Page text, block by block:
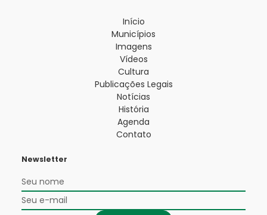
Início
Municípios
Imagens
Vídeos
Cultura
Publicações Legais
Notícias
História
Agenda
Contato
Newsletter